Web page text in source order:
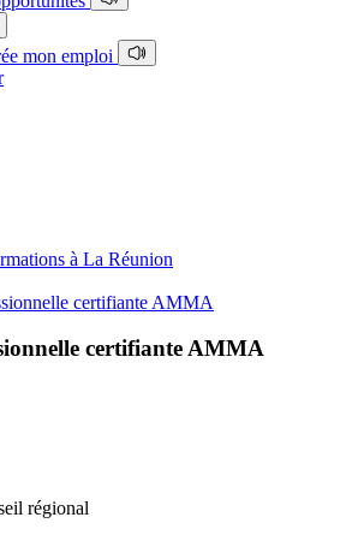
mon emploi
à La Réunion
certifiante AMMA
certifiante AMMA
régional